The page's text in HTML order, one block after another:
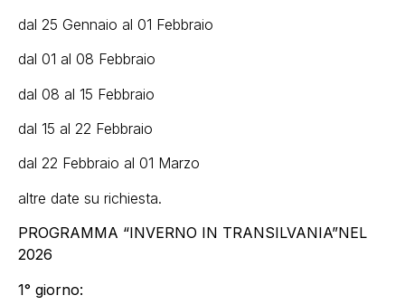
dal 25 Gennaio al 01 Febbraio
dal 01 al 08 Febbraio
dal 08 al 15 Febbraio
dal 15 al 22 Febbraio
dal 22 Febbraio al 01 Marzo
altre date su richiesta.
PROGRAMMA “INVERNO IN TRANSILVANIA”NEL
2026
1° giorno: